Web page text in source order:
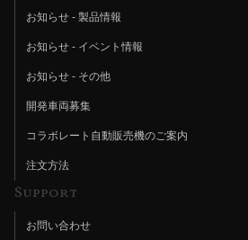
お知らせ - 製品情報
お知らせ - イベント情報
お知らせ - その他
開発車両募集
コラボレート自動販売機のご案内
注文方法
Support
お問い合わせ